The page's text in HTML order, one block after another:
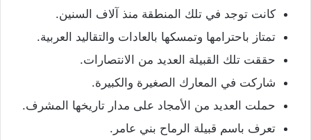
كانت توجد في تلك المنطقة منذ آلاف السنين.
تمتاز باحترامها وتمسكها بالعادات والتقاليد العربية.
حققت تلك القبيلة العديد من الانتصارات.
شاركت في المعارك الصغيرة والكبيرة.
حملت العديد من الأمجاد على مدار تاريخها المشرف.
تعرف باسم قبيلة الرماح بني عامر.